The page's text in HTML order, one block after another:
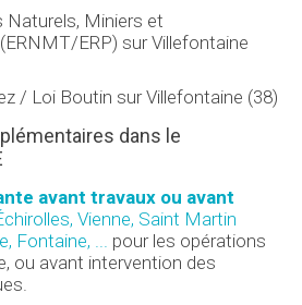
Naturels, Miniers et
ERP) sur Villefontaine
/ Loi Boutin sur Villefontaine (38)
dans le
avant travaux ou avant
Vienne, Saint Martin
Fontaine, ... pour les opérations
ou avant intervention des